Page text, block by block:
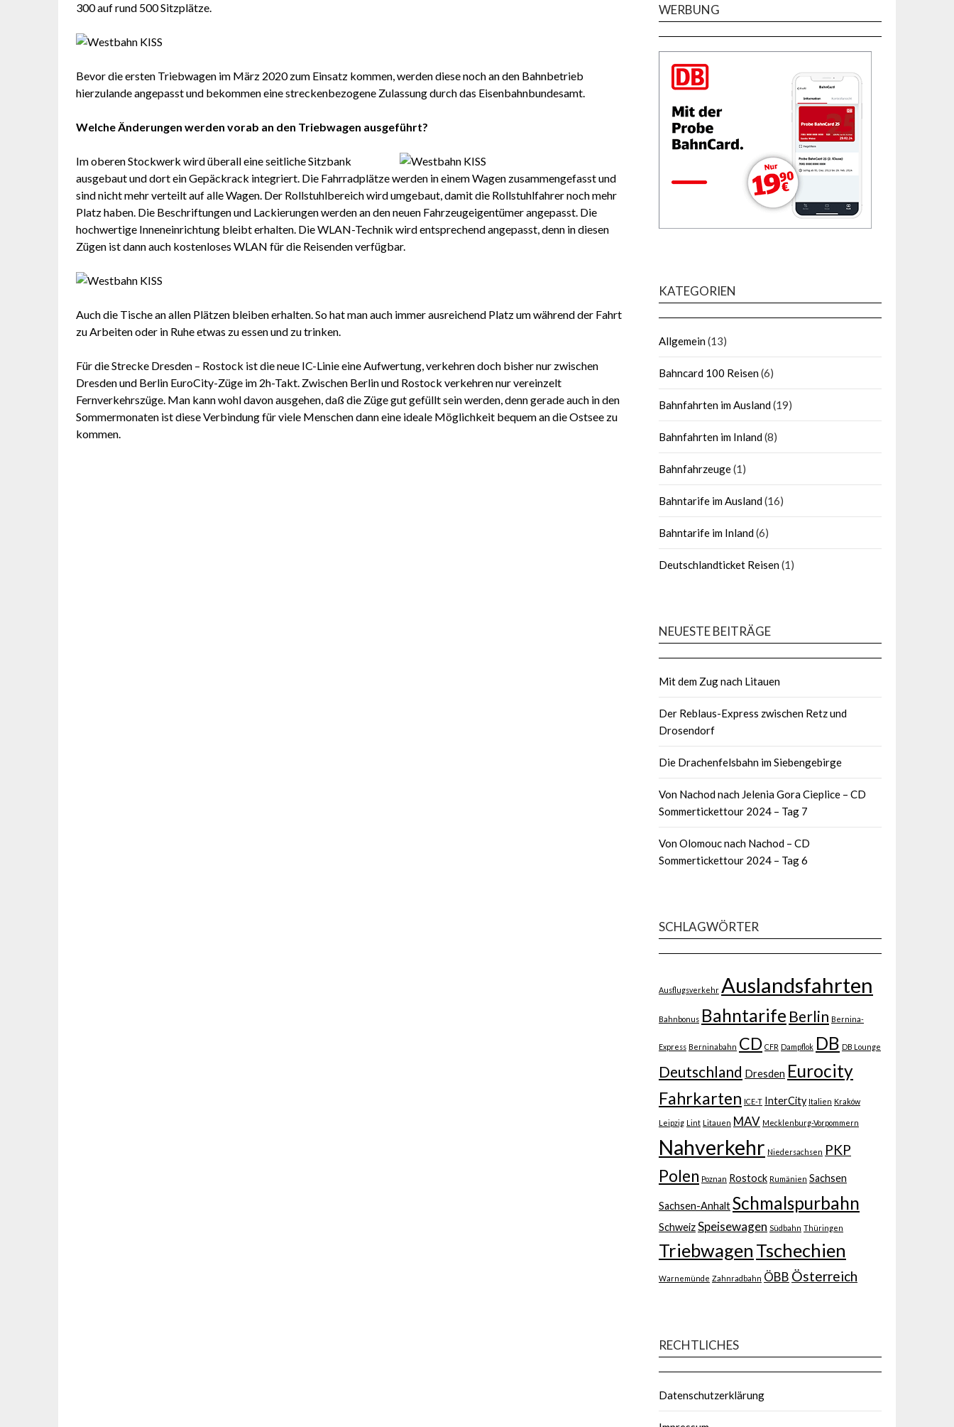
300 auf rund 500 Sitzplätze.
Bevor die ersten Triebwagen im März 2020 zum Einsatz kommen, werden diese noch an den Bahnbetrieb
hierzulande angepasst und bekommen eine streckenbezogene Zulassung durch das Eisenbahnbundesamt.
Welche Änderungen werden vorab an den Triebwagen ausgeführt?
Im oberen Stockwerk wird überall eine seitliche Sitzbank
ausgebaut und dort ein Gepäckrack integriert. Die Fahrradplätze werden in einem Wagen zusammengefasst und
sind nicht mehr verteilt auf alle Wagen. Der Rollstuhlbereich wird umgebaut, damit die Rollstuhlfahrer noch mehr
Platz haben. Die Beschriftungen und Lackierungen werden an den neuen Fahrzeugeigentümer angepasst. Die
hochwertige Inneneinrichtung bleibt erhalten. Die WLAN-Technik wird entsprechend angepasst, denn in diesen
Zügen ist dann auch kostenloses WLAN für die Reisenden verfügbar.
Auch die Tische an allen Plätzen bleiben erhalten. So hat man auch immer ausreichend Platz um während der Fahrt
zu Arbeiten oder in Ruhe etwas zu essen und zu trinken.
Für die Strecke Dresden – Rostock ist die neue IC-Linie eine Aufwertung, verkehren doch bisher nur zwischen
Dresden und Berlin EuroCity-Züge im 2h-Takt. Zwischen Berlin und Rostock verkehren nur vereinzelt
Fernverkehrszüge. Man kann wohl davon ausgehen, daß die Züge gut gefüllt sein werden, denn gerade auch in den
Sommermonaten ist diese Verbindung für viele Menschen dann eine ideale Möglichkeit bequem an die Ostsee zu
kommen.
WERBUNG
KATEGORIEN
Allgemein(13)
Bahncard 100 Reisen(6)
Bahnfahrten im Ausland(19)
Bahnfahrten im Inland(8)
Bahnfahrzeuge(1)
Bahntarife im Ausland(16)
Bahntarife im Inland(6)
Deutschlandticket Reisen(1)
NEUESTE BEITRÄGE
Mit dem Zug nach Litauen
Der Reblaus-Express zwischen Retz und
Drosendorf
Die Drachenfelsbahn im Siebengebirge
Von Nachod nach Jelenia Gora Cieplice – CD
Sommertickettour 2024 – Tag 7
Von Olomouc nach Nachod – CD
Sommertickettour 2024 – Tag 6
SCHLAGWÖRTER
Ausflugsverkehr Auslandsfahrten
Bahnbonus Bahntarife Berlin Bernina-
Express Berninabahn CD CFR Dampflok DB DB Lounge
Deutschland Dresden Eurocity
Fahrkarten ICE-T InterCity Italien Kraków
Leipzig Lint Litauen MAV Mecklenburg-Vorpommern
Nahverkehr Niedersachsen PKP
Polen Poznan Rostock Rumänien Sachsen
Sachsen-AnhaltSchmalspurbahn
SchweizSpeisewagen Südbahn Thüringen
Triebwagen Tschechien
Warnemünde Zahnradbahn ÖBB Österreich
RECHTLICHES
Datenschutzerklärung